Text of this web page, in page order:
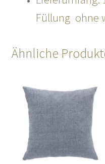
Füllung ohne
Ähnliche